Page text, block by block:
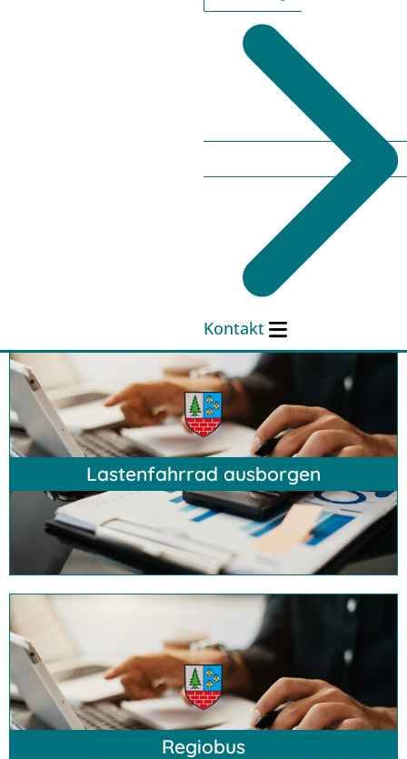
Kontakt
Hofläden & Direktvermarkter
Hier klicken
Lastenfahrrad ausborgen
Hier klicken
Regiobus
Hier klicken